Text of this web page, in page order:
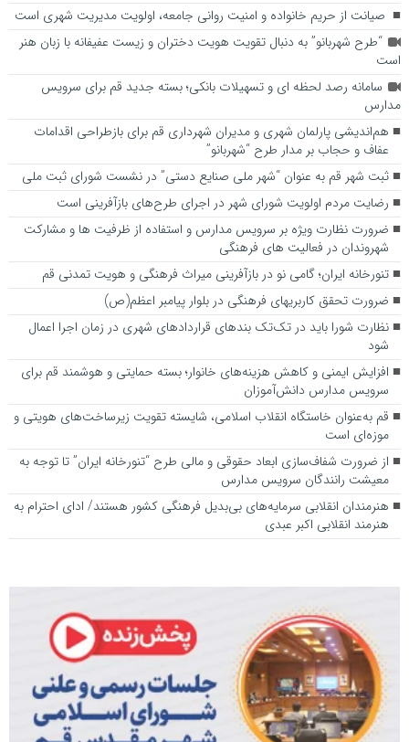
صیانت از حریم خانواده و امنیت روانی جامعه، اولویت مدیریت شهری است
“طرح شهربانو” به دنبال تقویت هویت دختران و زیست عفیفانه با زبان هنر
است
سامانه رصد لحظه ای و تسهیلات بانکی؛ بسته جدید قم برای سرویس
مدارس
هم‌اندیشی پارلمان شهری و مدیران شهرداری قم برای بازطراحی اقدامات
عفاف و حجاب بر مدار طرح “شهربانو”
ثبت شهر قم به عنوان “شهر ملی صنایع دستی” در نشست شورای ثبت ملی
رضایت مردم اولویت شورای شهر در اجرای طرح‌های بازآفرینی است
ضرورت نظارت ویژه بر سرویس مدارس و استفاده از ظرفیت ها و مشارکت
شهروندان در فعالیت های فرهنگی
تنورخانه ایران؛ گامی نو در بازآفرینی میراث فرهنگی و هویت تمدنی قم
ضرورت تحقق کاربری­های فرهنگی در بلوار پیامبر اعظم(ص)
نظارت شورا باید در تک‌تک بندهای قراردادهای شهری در زمان اجرا اعمال
شود
افزایش ایمنی و کاهش هزینه‌های خانوار؛ بسته حمایتی و هوشمند قم برای
سرویس مدارس دانش‌آموزان
قم به‌عنوان خاستگاه انقلاب اسلامی، شایسته تقویت زیرساخت‌های هویتی و
موزه‌ای است
از ضرورت شفاف‌سازی ابعاد حقوقی و مالی طرح “تنورخانه ایران” تا توجه به
معیشت رانندگان سرویس مدارس
هنرمندان انقلابی سرمایه‌های بی‌بدیل فرهنگی کشور هستند/ ادای احترام به
هنرمند انقلابی اکبر عبدی